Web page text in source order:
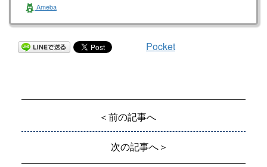
Ameba
Pocket
＜前の記事へ
次の記事へ＞